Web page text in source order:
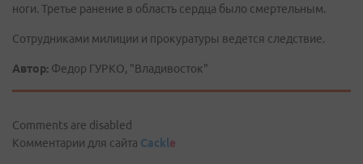
ноги. Третье ранение в область сердца было смертельным.
Сотрудниками милиции и прокуратуры ведется следствие.
Автор: Федор ГУРКО, "Владивосток"
Comments are disabled
Комментарии для сайта Cackle